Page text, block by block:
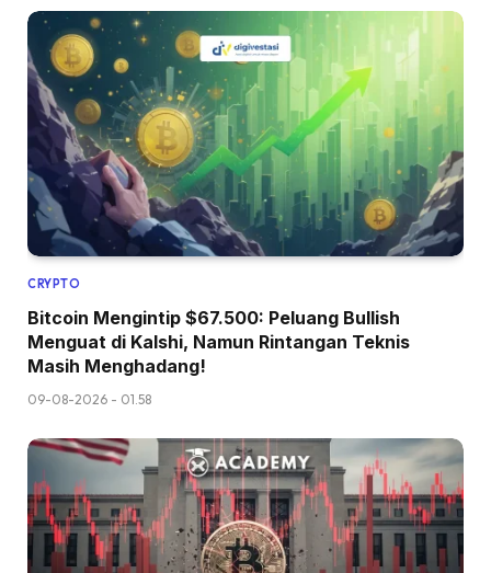
CRYPTO
Bitcoin Mengintip $67.500: Peluang Bullish
Menguat di Kalshi, Namun Rintangan Teknis
Masih Menghadang!
09-08-2026 - 01.58